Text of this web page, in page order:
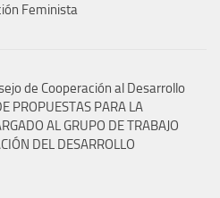
Feminista
de Cooperación al Desarrollo
PROPUESTAS PARA LA
AL GRUPO DE TRABAJO
DEL DESARROLLO